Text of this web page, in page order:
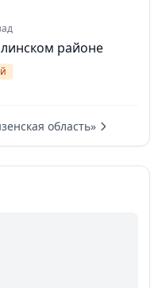
районе
область»